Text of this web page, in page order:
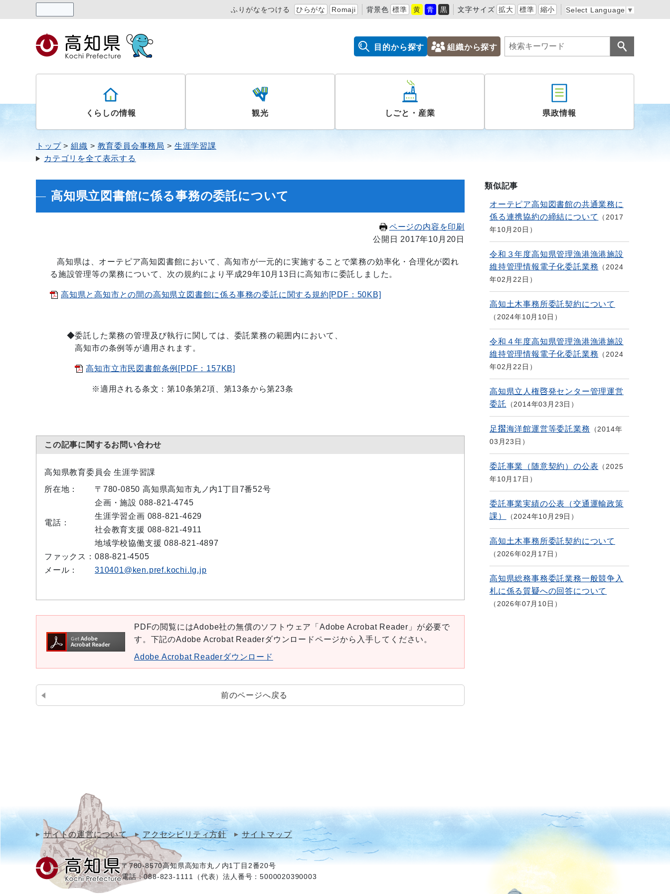
ふりがなをつける ひらがな Romaji 背景色 標準 黄 青 黒 文字サイズ 拡大 標準 縮小 Select Language ▼
目的から探す 組織から探す
くらしの情報 観光 しごと・産業 県政情報
トップ 組織 教育委員会事務局
生涯学習課
カテゴリを全て表示する
高知県立図書館に係る事務の委託について
ページの内容を印刷
公開日 2017年10月20日
高知県は、オーテピア高知図書館において、高知市が一元的に実施することで業務の効率化・合理化が図れ
る施設管理等の業務について、次の規約により平成29年10月13日に高知市に委託しました。
高知県と高知市との間の高知県立図書館に係る事務の委託に関する規約[PDF：50KB]
◆委託した業務の管理及び執行に関しては、委託業務の範囲内において、
高知市の条例等が適用されます。
高知市立市民図書館条例[PDF：157KB]
※適用される条文：第10条第2項、第13条から第23条
この記事に関するお問い合わせ
高知県教育委員会 生涯学習課
所在地：
〒780-0850 高知県高知市丸ノ内1丁目7番52号
電話：
企画・施設 088-821-4745
生涯学習企画 088-821-4629
社会教育支援 088-821-4911
地域学校協働支援 088-821-4897
ファックス： 088-821-4505
メール：
310401@ken.pref.kochi.lg.jp
PDFの閲覧にはAdobe社の無償のソフトウェア「Adobe Acrobat Reader」が必要で
す。下記のAdobe Acrobat Readerダウンロードページから入手してください。
Adobe Acrobat Readerダウンロード
前のページへ戻る
類似記事
オーテピア高知図書館の共通業務に
係る連携協約の締結について
2017
年10月20日
令和３年度高知県管理漁港漁港施設
維持管理情報電子化委託業務
2024
年02月22日
高知土木事務所委託契約について
2024年10月10日
令和４年度高知県管理漁港漁港施設
維持管理情報電子化委託業務
2024
年02月22日
高知県立人権啓発センター管理運営
委託
2014年03月23日
足摺海洋館運営等委託業務
2014年
03月23日
委託事業（随意契約）の公表
2025
年10月17日
委託事業実績の公表（交通運輸政策
課）
2024年10月29日
高知土木事務所委託契約について
2026年02月17日
高知県総務事務委託業務一般競争入
札に係る質疑への回答について
2026年07月10日
サイトの運営について アクセシビリティ方針 サイトマップ
〒780-8570高知県高知市丸ノ内1丁目2番20号
電話：088-823-1111（代表）法人番号：5000020390003